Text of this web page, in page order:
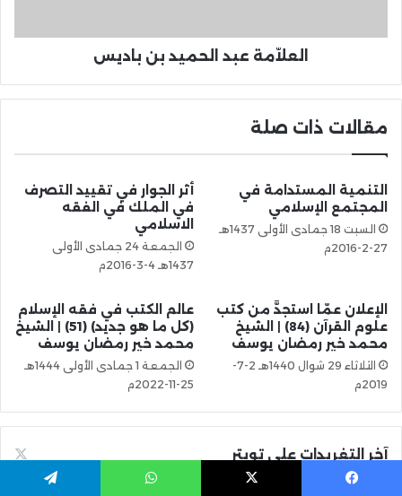
العلاّمة عبد الحميد بن باديس
مقالات ذات صلة
التنمية المستدامة في
المجتمع الإسلامي
السبت 18 جمادى الأولى 1437هـ
27-2-2016م
أثر الجوار في تقييد التصرف
في الملك في الفقه
الاسلامي
الجمعة 24 جمادى الأولى
1437هـ 4-3-2016م
الإعلان عمّا استجدَّ من كتب
علوم القرآن (84) | الشيخ
محمد خير رمضان يوسف
الثلاثاء 29 شوال 1440هـ 2-7-
2019م
عالم الكتب في فقه الإسلام
(كل ما هو جديد) (51) | الشيخ
محمد خير رمضان يوسف
الجمعة 1 جمادى الأولى 1444هـ
25-11-2022م
آخر التغريدات على تويتر